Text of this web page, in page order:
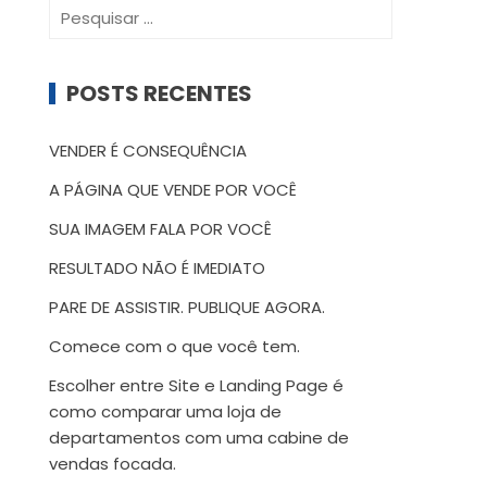
Pesquisar
POSTS RECENTES
VENDER É CONSEQUÊNCIA
A PÁGINA QUE VENDE POR VOCÊ
SUA IMAGEM FALA POR VOCÊ
RESULTADO NÃO É IMEDIATO
PARE DE ASSISTIR. PUBLIQUE AGORA.
Comece com o que você tem.
Escolher entre Site e Landing Page é
como comparar uma loja de
departamentos com uma cabine de
vendas focada.